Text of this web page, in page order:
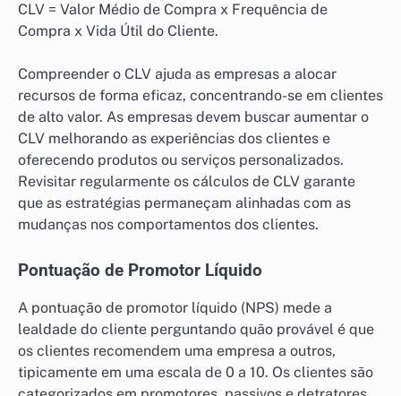
CLV = Valor Médio de Compra x Frequência de
Compra x Vida Útil do Cliente.
Compreender o CLV ajuda as empresas a alocar
recursos de forma eficaz, concentrando-se em clientes
de alto valor. As empresas devem buscar aumentar o
CLV melhorando as experiências dos clientes e
oferecendo produtos ou serviços personalizados.
Revisitar regularmente os cálculos de CLV garante
que as estratégias permaneçam alinhadas com as
mudanças nos comportamentos dos clientes.
Pontuação de Promotor Líquido
A pontuação de promotor líquido (NPS) mede a
lealdade do cliente perguntando quão provável é que
os clientes recomendem uma empresa a outros,
tipicamente em uma escala de 0 a 10. Os clientes são